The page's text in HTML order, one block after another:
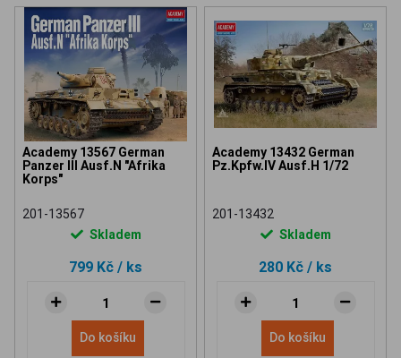
Academy 13567 German
Panzer III Ausf.N "Afrika
Korps"
201-13567
Skladem
799 Kč / ks
Do košíku
Academy 13432 German
Pz.Kpfw.IV Ausf.H 1/72
201-13432
Skladem
280 Kč / ks
Do košíku